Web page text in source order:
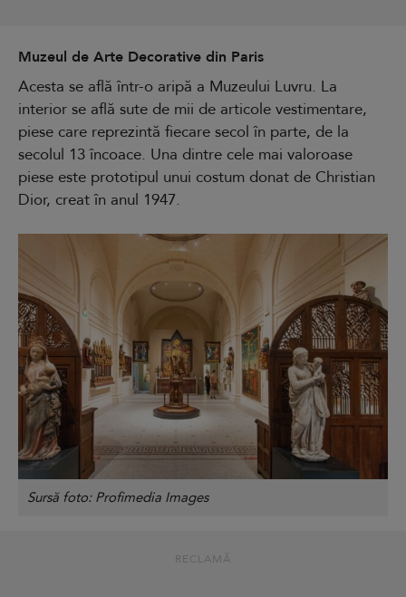
Muzeul de Arte Decorative din Paris
Acesta se află într-o aripă a Muzeului Luvru. La
interior se află sute de mii de articole vestimentare,
piese care reprezintă fiecare secol în parte, de la
secolul 13 încoace. Una dintre cele mai valoroase
piese este prototipul unui costum donat de Christian
Dior, creat în anul 1947.
Sursă foto: Profimedia Images
RECLAMĂ